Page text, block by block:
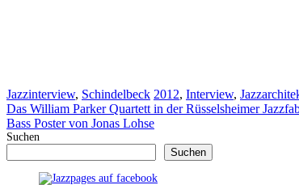
Kategorien
Jazzinterview, Schindelbeck Schlagwörter
2012, Interview,
Das William Parker Quartett in der Rüsselsheimer
Bass Poster von Jonas Lohse
Suchen
Suchen